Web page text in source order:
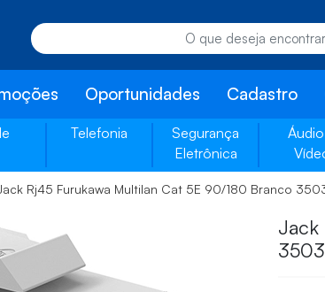
Oportunidades Cadastro
Telefonia
Segurança
Eletrônica
Rj45 Furukawa Multilan Cat 5E 90/180 Branco
Jack